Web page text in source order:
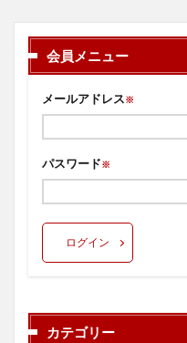
会員メニュー
メールアドレス※
パスワード※
ログイン
カテゴリー